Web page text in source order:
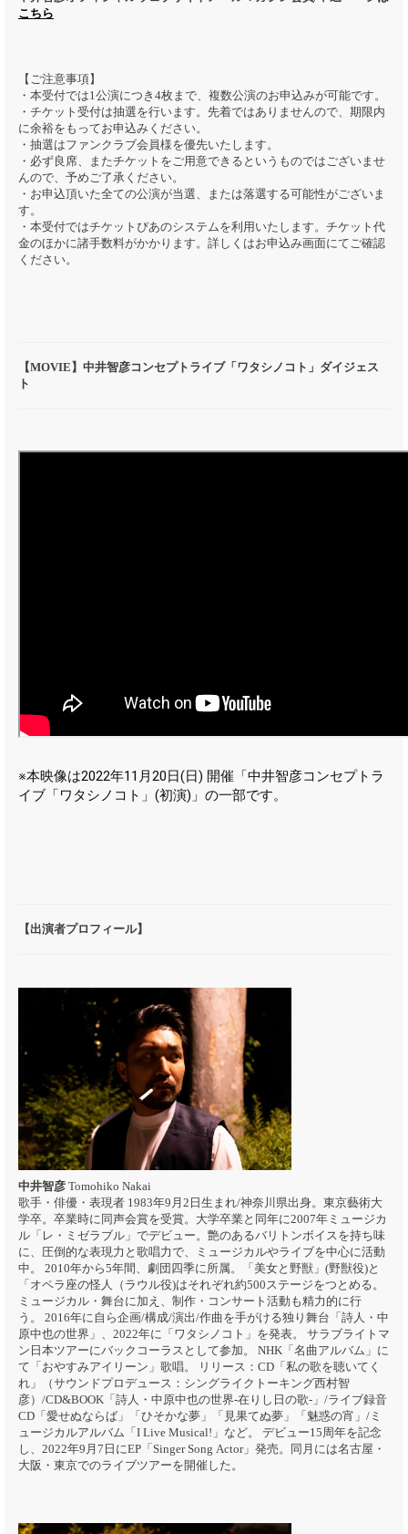
こちら
【ご注意事項】
・本受付では1公演につき4枚まで、複数公演のお申込みが可能です。
・チケット受付は抽選を行います。先着ではありませんので、期限内
に余裕をもってお申込みください。
​・抽選はファンクラブ会員様を優先いたします。
・必ず良席、またチケットをご用意できるというものではございませ
んので、予めご了承ください。
・お申込頂いた全ての公演が当選、または落選する可能性がございま
す。
・本受付ではチケットぴあのシステムを利用いたします。チケット代
金のほかに諸手数料がかかります。詳しくはお申込み画面にてご確認
ください。
【MOVIE】 中井智彦コンセプトライブ「ワタシノコト」ダイジェス
ト
※本映像は2022年11月20日(日) 開催「中井智彦コンセプトラ
イブ「ワタシノコト」(初演)」の一部です。
【出演者プロフィール】
中井智彦 Tomohiko Nakai
歌手・俳優・表現者 1983年9月2日生まれ/神奈川県出身。東京藝術大
学卒。卒業時に同声会賞を受賞。大学卒業と同年に2007年ミュージカ
ル「レ・ミゼラブル」でデビュー。艶のあるバリトンボイスを持ち味
に、圧倒的な表現力と歌唱力で、ミュージカルやライブを中心に活動
中。 2010年から5年間、劇団四季に所属。「美女と野獣」(野獣役)と
「オペラ座の怪人（ラウル役)はそれぞれ約500ステージをつとめる。
ミュージカル・舞台に加え、制作・コンサート活動も精力的に行
う。 2016年に自ら企画/構成/演出/作曲を手がける独り舞台「詩人・中
原中也の世界」、2022年に「ワタシノコト」を発表。 サラブライトマ
ン日本ツアーにバックコーラスとして参加。 NHK「名曲アルバム」に
て「おやすみアイリーン」歌唱。 リリース：CD「私の歌を聴いてく
れ」（サウンドプロデュース：シングライクトーキング西村智
彦）/CD&BOOK「詩人・中原中也の世界-在りし日の歌-」/ライブ録音
CD「愛せぬならば」「ひそかな夢」「見果てぬ夢」「魅惑の宵」/ミ
ュージカルアルバム「I Live Musical!」など。 デビュー15周年を記念
し、2022年9月7日にEP「Singer Song Actor」発売。同月には名古屋・
大阪・東京でのライブツアーを開催した。